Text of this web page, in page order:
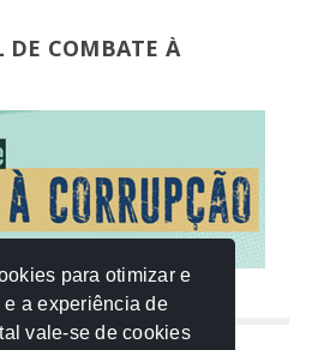
DE COMBATE À
para otimizar e
a experiência de
vale-se de cookies